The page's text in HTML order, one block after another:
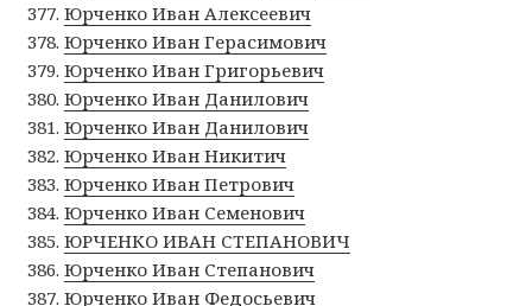
Юрченко Иван Алексеевич
Юрченко Иван Герасимович
Юрченко Иван Григорьевич
Юрченко Иван Данилович
Юрченко Иван Данилович
Юрченко Иван Никитич
Юрченко Иван Петрович
Юрченко Иван Семенович
ЮРЧЕНКО ИВАН СТЕПАНОВИЧ
Юрченко Иван Степанович
Юрченко Иван Федосьевич